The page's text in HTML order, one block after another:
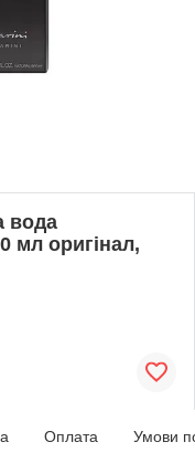
вода
мл оригінал,
Оплата Умови